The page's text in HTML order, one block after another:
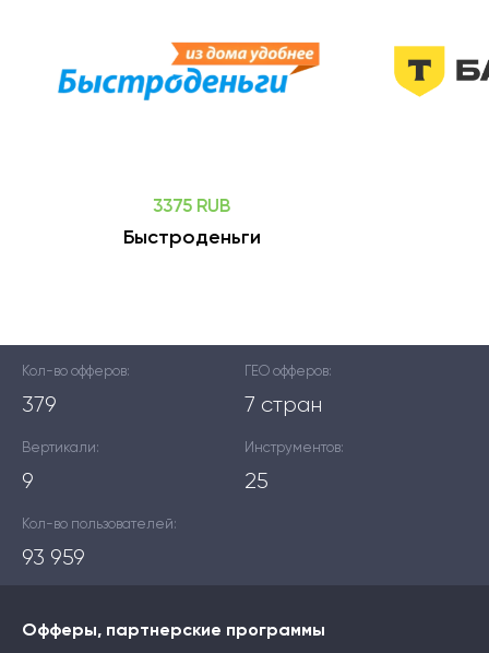
3375 RUB
Быстроденьги
Кол-во офферов:
379
ГЕО офферов:
7 стран
Вертикали:
9
Инструментов:
25
Кол-во пользователей:
93 959
Офферы, партнерские программы